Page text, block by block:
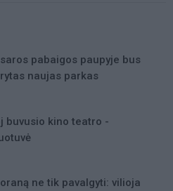
pabaigos paupyje bus
naujas parkas
buvusio kino teatro -
ne tik pavalgyti: vilioja